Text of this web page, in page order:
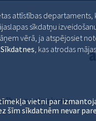
paziņojums
attīstības
sīkdatņu
vērā, ja atspējosiet
Sīkdatnes , kas atrodas
vietni par
šīm sīkdatnēm nevar